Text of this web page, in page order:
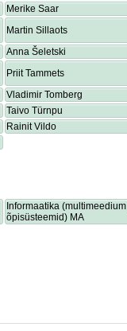
Merike Saar
Martin Sillaots
Anna Šeletski
Priit Tammets
Vladimir Tomberg
Taivo Türnpu
Rainit Vildo
Informaatika
õpisüsteemid) MA